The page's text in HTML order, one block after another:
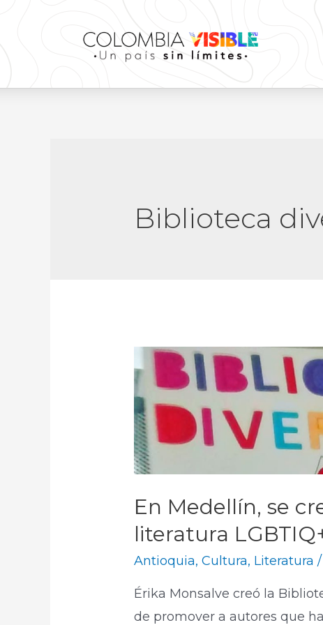
Biblioteca
En Medellín, se
literatura
Antioquia,Cultura, Literatura
Érika Monsalve creó la
de promover a autores que